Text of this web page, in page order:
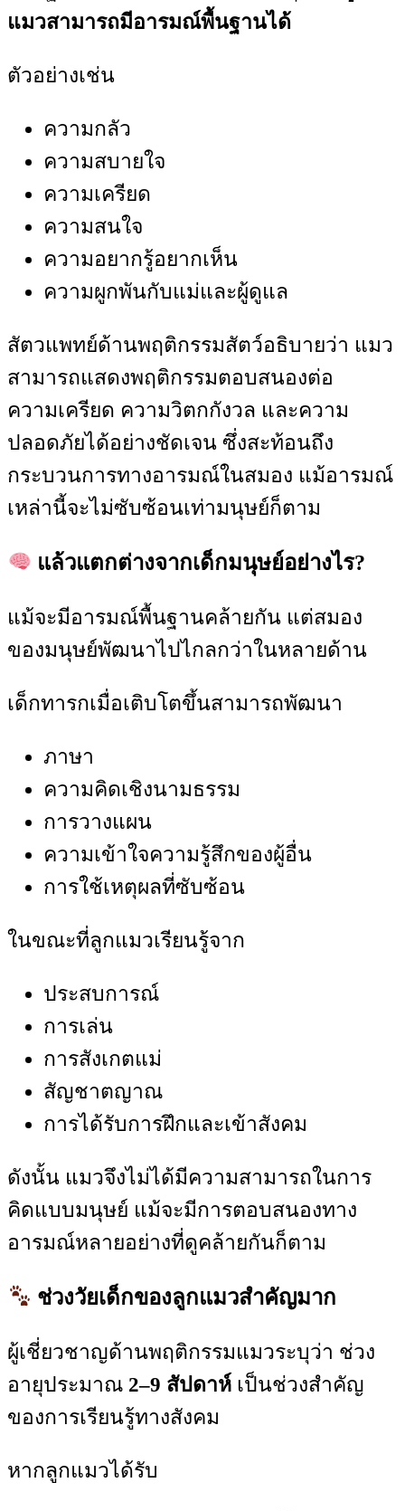
แมวสามารถมีอารมณ์พื้นฐานได้
ตัวอย่างเช่น
ความกลัว
ความสบายใจ
ความเครียด
ความสนใจ
ความอยากรู้อยากเห็น
ความผูกพันกับแม่และผู้ดูแล
สัตวแพทย์ด้านพฤติกรรมสัตว์อธิบายว่า แมว
สามารถแสดงพฤติกรรมตอบสนองต่อ
ความเครียด ความวิตกกังวล และความ
ปลอดภัยได้อย่างชัดเจน ซึ่งสะท้อนถึง
กระบวนการทางอารมณ์ในสมอง แม้อารมณ์
เหล่านี้จะไม่ซับซ้อนเท่ามนุษย์ก็ตาม
แล้วแตกต่างจากเด็กมนุษย์อย่างไร?
แม้จะมีอารมณ์พื้นฐานคล้ายกัน แต่สมอง
ของมนุษย์พัฒนาไปไกลกว่าในหลายด้าน
เด็กทารกเมื่อเติบโตขึ้นสามารถพัฒนา
ภาษา
ความคิดเชิงนามธรรม
การวางแผน
ความเข้าใจความรู้สึกของผู้อื่น
การใช้เหตุผลที่ซับซ้อน
ในขณะที่ลูกแมวเรียนรู้จาก
ประสบการณ์
การเล่น
การสังเกตแม่
สัญชาตญาณ
การได้รับการฝึกและเข้าสังคม
ดังนั้น แมวจึงไม่ได้มีความสามารถในการ
คิดแบบมนุษย์ แม้จะมีการตอบสนองทาง
อารมณ์หลายอย่างที่ดูคล้ายกันก็ตาม
ช่วงวัยเด็กของลูกแมวสำคัญมาก
ผู้เชี่ยวชาญด้านพฤติกรรมแมวระบุว่า ช่วง
อายุประมาณ 2–9 สัปดาห์ เป็นช่วงสำคัญ
ของการเรียนรู้ทางสังคม
หากลูกแมวได้รับ